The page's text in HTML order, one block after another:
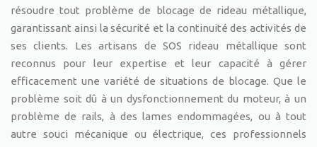
résoudre tout problème de blocage de rideau métallique,
garantissant ainsi la sécurité et la continuité des activités de
ses clients. Les artisans de SOS rideau métallique sont
reconnus pour leur expertise et leur capacité à gérer
efficacement une variété de situations de blocage. Que le
problème soit dû à un dysfonctionnement du moteur, à un
problème de rails, à des lames endommagées, ou à tout
autre souci mécanique ou électrique, ces professionnels